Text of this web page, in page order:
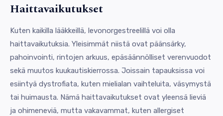
Haittavaikutukset
Kuten kaikilla lääkkeillä, levonorgestreelillä voi olla
haittavaikutuksia. Yleisimmät niistä ovat päänsärky,
pahoinvointi, rintojen arkuus, epäsäännölliset verenvuodot
sekä muutos kuukautiskierrossa. Joissain tapauksissa voi
esiintyä dystrofiata, kuten mielialan vaihteluita, väsymystä
tai huimausta. Nämä haittavaikutukset ovat yleensä lieviä
ja ohimeneviä, mutta vakavammat, kuten allergiset